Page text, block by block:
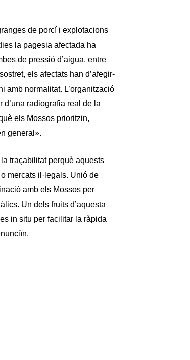
de porcí i explotacions
la pagesia afectada ha
de pressió d’aigua, entre
els afectats han d’afegir-
amb normalitat. L’organització
radiografia real de la
els Mossos prioritzin,
general».
traçabilitat perquè aquests
mercats il·legals. Unió de
amb els Mossos per
Un dels fruits d’aquesta
in situ per facilitar la ràpida